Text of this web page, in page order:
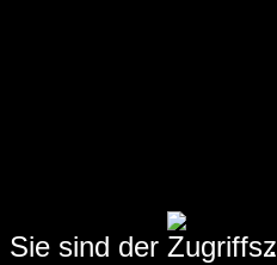
Sie sind der .